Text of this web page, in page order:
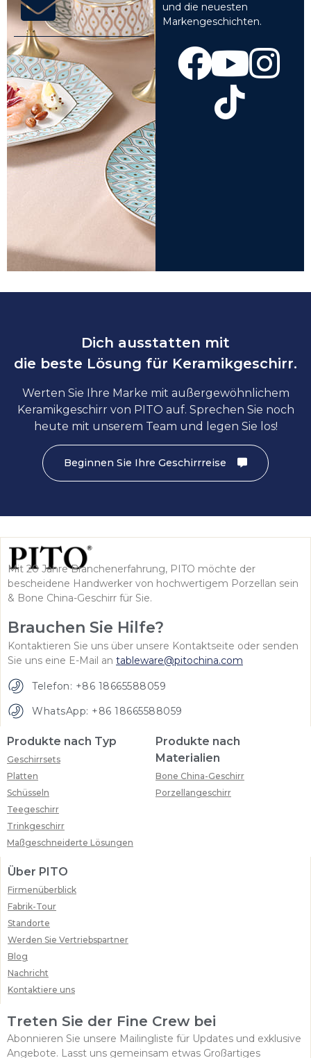
und die neuesten
Markengeschichten.
Dich ausstatten mit
die beste Lösung für Keramikgeschirr.
Werten Sie Ihre Marke mit außergewöhnlichem
Keramikgeschirr von PITO auf. Sprechen Sie noch
heute mit unserem Team und legen Sie los!
Beginnen Sie Ihre Geschirrreise
Mit 20 Jahre Branchenerfahrung, PITO möchte der
bescheidene Handwerker von hochwertigem Porzellan sein
& Bone China-Geschirr für Sie.
Brauchen Sie Hilfe?
Kontaktieren Sie uns über unsere Kontaktseite oder senden
Sie uns eine E-Mail an tableware@pitochina.com
Telefon: +86 18665588059
WhatsApp: +86 18665588059
Produkte nach Typ
Geschirrsets
Platten
Schüsseln
Teegeschirr
Trinkgeschirr
Maßgeschneiderte Lösungen
Produkte nach
Materialien
Bone China-Geschirr
Porzellangeschirr
Über PITO
Firmenüberblick
Fabrik-Tour
Standorte
Werden Sie Vertriebspartner
Blog
Nachricht
Kontaktiere uns
Treten Sie der Fine Crew bei
Abonnieren Sie unsere Mailingliste für Updates und exklusive
Angebote. Lasst uns gemeinsam etwas Großartiges